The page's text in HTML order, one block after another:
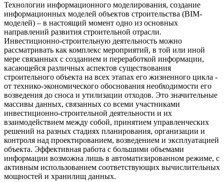
Технологии информационного моделирования, создание
информационных моделей объектов строительства (BIM-
моделей) – в настоящий момент одно из основных
направлений развития строительной отрасли.
Инвестиционно-строительную деятельность можно
рассматривать как комплекс мероприятий, в той или иной
мере связанных с созданием и переработкой информации,
касающейся различных аспектов существования
строительного объекта на всех этапах его жизненного цикла -
от технико-экономического обоснования необходимости его
возведения до сноса и утилизации отходов. Это значительные
массивы данных, связанных со всеми участниками
инвестиционно-строительной деятельности и их
взаимодействием между собой, принятием управленческих
решений на разных стадиях планирования, организации и
контроля над проектированием, возведением и эксплуатацией
объекта. Эффективная работа с большими объемами
информации возможна лишь в автоматизированном режиме, с
активным использованием соответствующих вычислительных
мощностей и хранилищ данных.